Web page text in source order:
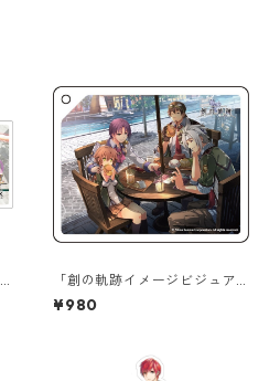
「創の軌跡イメージビジュア
ル」極厚アクリルキーチェー
ン
¥980